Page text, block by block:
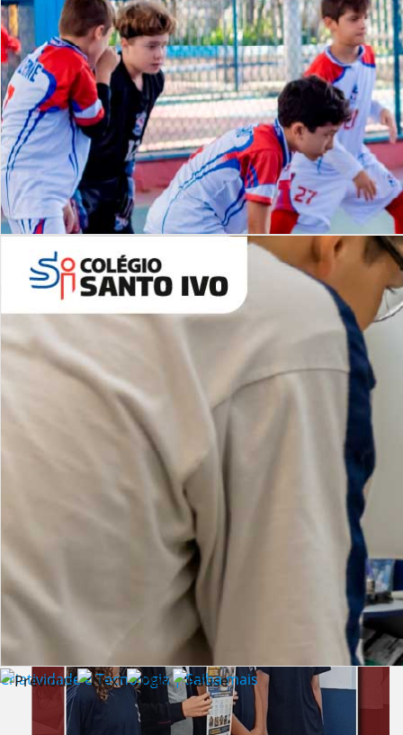
Desafios | Saiba mais
Criatividade e Tecnologia | Saiba mais
NOSSOCANAL